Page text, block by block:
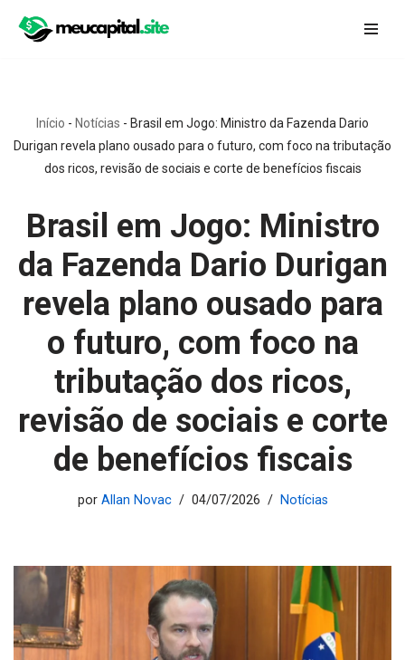
conteúdo
Início - Notícias - Brasil em Jogo: Ministro da Fazenda Dario
Durigan revela plano ousado para o futuro, com foco na tributação
dos ricos, revisão de sociais e corte de benefícios fiscais
Brasil em Jogo: Ministro
da Fazenda Dario Durigan
revela plano ousado para
o futuro, com foco na
tributação dos ricos,
revisão de sociais e corte
de benefícios fiscais
por Allan Novac 04/07/2026 Notícias